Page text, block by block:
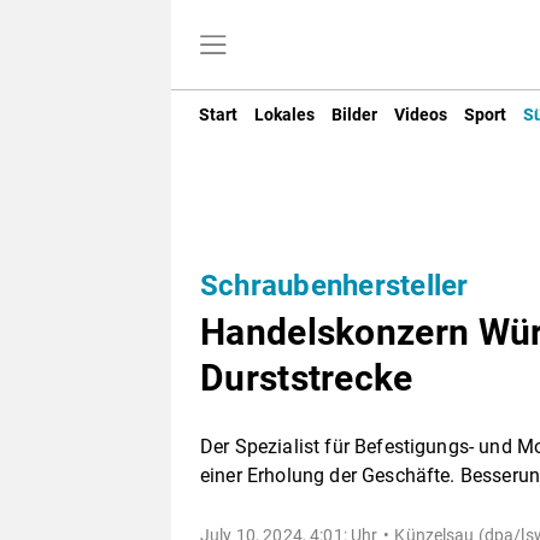
Start Lokales Bilder Videos Sport
Schraubenhersteller
Handelskonzern
Durststrecke
Der Spezialist für Befestigungs- und
einer Erholung der Geschäfte.
July 10, 2024, 4:01: Uhr Künzelsau (dpa/